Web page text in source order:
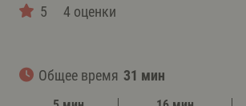
5 4 оценки
Общее время 31 мин